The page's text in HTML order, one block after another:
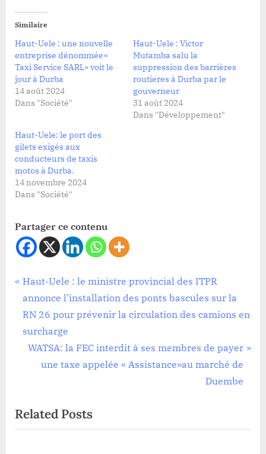
Similaire
Haut-Uele : une nouvelle
entreprise dénommée«
Taxi Service SARL» voit le
jour à Durba
14 août 2024
Dans "Société"
Haut-Uele : Victor
Mutamba salu la
suppression des barrières
routieres à Durba par le
gouverneur
31 août 2024
Dans "Développement"
Haut-Uele: le port des
gilets exigés aux
conducteurs de taxis
motos à Durba.
14 novembre 2024
Dans "Société"
Partager ce contenu
Société
Navigation
de
l’article
P
r
e
v
P
o
Haut-Uele : le ministre provincial des ITPR
annonce l’installation des ponts bascules sur la
RN 26 pour prévenir la circulation des camions en
surcharge
N
P
o
WATSA: la FEC interdit à ses membres de payer
une taxe appelée « Assistance»au marché de
Duembe
Related Posts